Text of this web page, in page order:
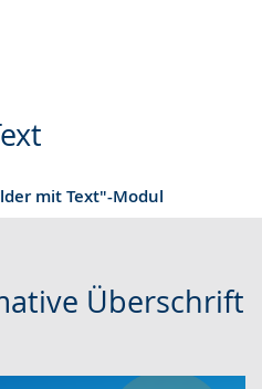
mit Text"-Modul
Überschrift